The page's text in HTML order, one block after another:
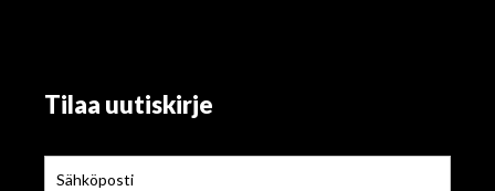
Tilaa uutiskirje